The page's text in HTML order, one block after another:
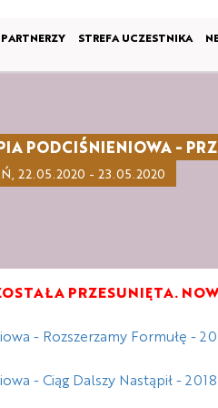
PARTNERZY STREFA UCZESTNIKA
PODCIŚNIENIOWA -
22.05.2020 - 23.05.2020
PRZESUNIĘTA.
- Rozszerzamy Formułę -
- Ciąg Dalszy Nastąpił - 2018